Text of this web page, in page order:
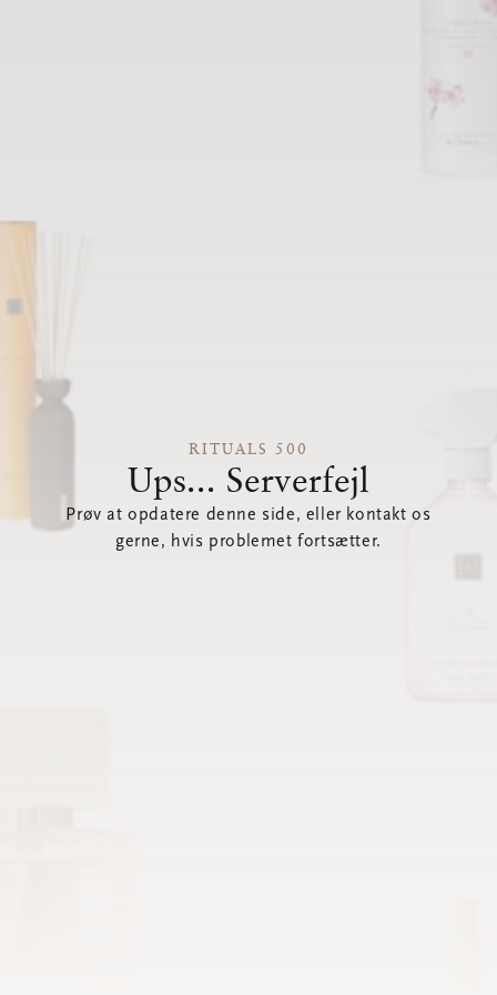
RITUALS 500
Ups... Serverfejl
Prøv at opdatere denne side, eller kontakt os
gerne, hvis problemet fortsætter.